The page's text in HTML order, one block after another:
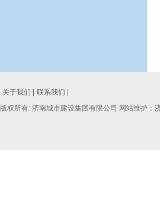
关于我们 |
联系我们 |
版权所有: 济南城市建设集团有限公司 网站维护：